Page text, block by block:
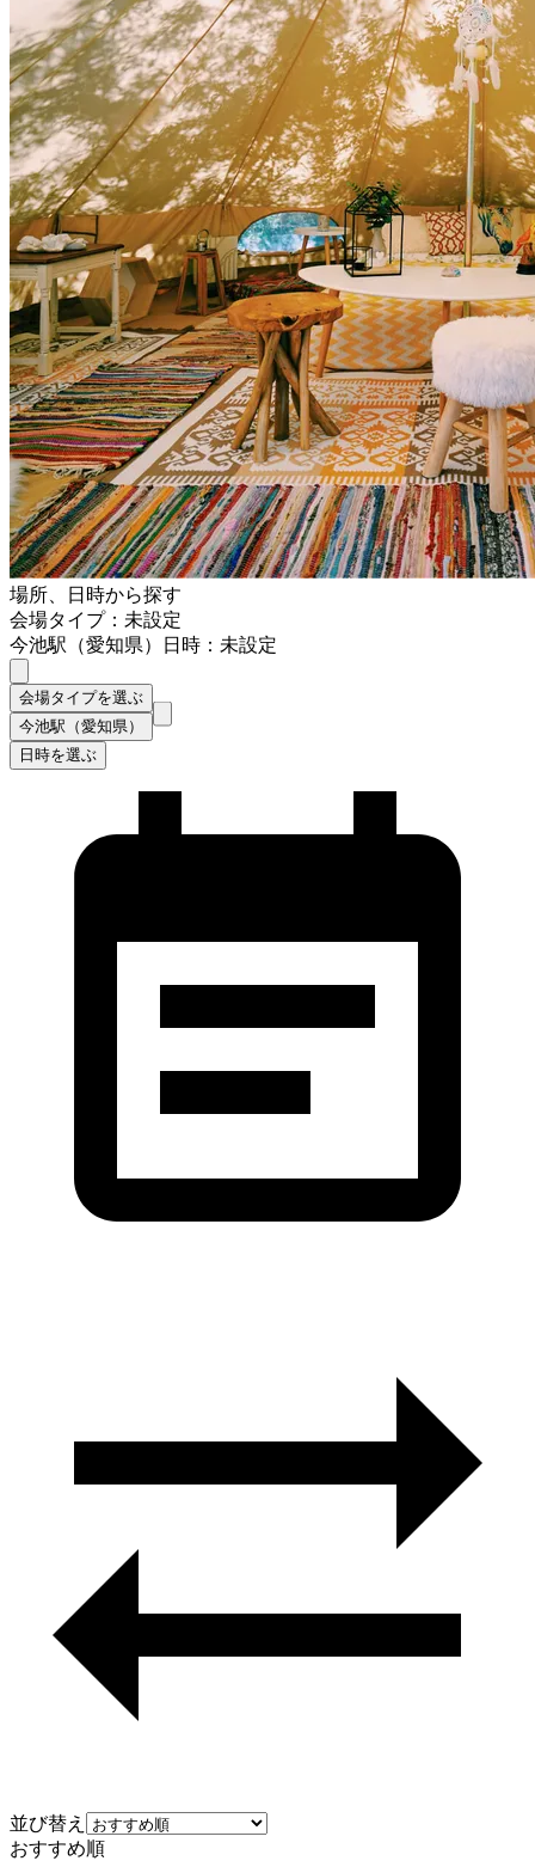
場所、日時から探す
会場タイプ：未設定
今池駅（愛知県）
日時：未設定
会場タイプを選ぶ
今池駅（愛知県）
日時を選ぶ
並び替え
おすすめ順